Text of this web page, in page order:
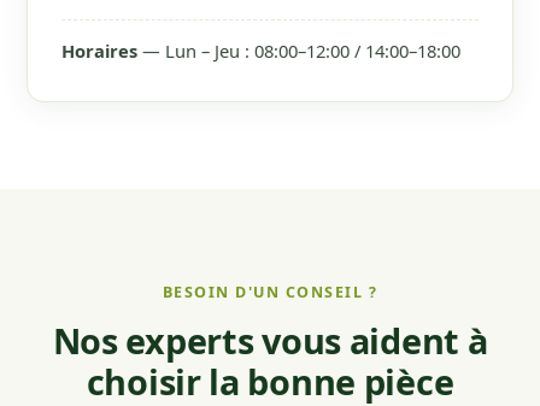
Horaires — Lun – Jeu : 08:00–12:00 / 14:00–18:00
BESOIN D'UN CONSEIL ?
Nos experts vous aident à
choisir la bonne pièce